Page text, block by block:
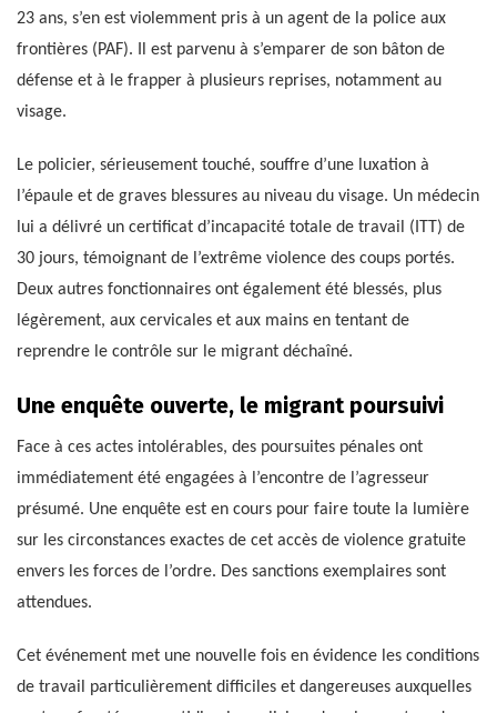
23 ans, s’en est violemment pris à un agent de la police aux
frontières (PAF). Il est parvenu à s’emparer de son bâton de
défense et à le frapper à plusieurs reprises, notamment au
visage.
Le policier, sérieusement touché, souffre d’une luxation à
l’épaule et de graves blessures au niveau du visage. Un médecin
lui a délivré un certificat d’incapacité totale de travail (ITT) de
30 jours, témoignant de l’extrême violence des coups portés.
Deux autres fonctionnaires ont également été blessés, plus
légèrement, aux cervicales et aux mains en tentant de
reprendre le contrôle sur le migrant déchaîné.
Une enquête ouverte, le migrant poursuivi
Face à ces actes intolérables, des poursuites pénales ont
immédiatement été engagées à l’encontre de l’agresseur
présumé. Une enquête est en cours pour faire toute la lumière
sur les circonstances exactes de cet accès de violence gratuite
envers les forces de l’ordre. Des sanctions exemplaires sont
attendues.
Cet événement met une nouvelle fois en évidence les conditions
de travail particulièrement difficiles et dangereuses auxquelles